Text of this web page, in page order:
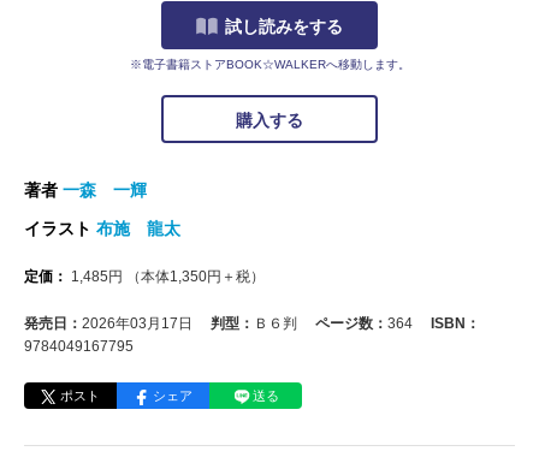
試し読みをする
※電子書籍ストアBOOK☆WALKERへ移動します。
購入する
著者 一森 一輝
イラスト 布施 龍太
定価： 1,485 円 （本体1,350円＋税）
発売日： 2026年03月17日 判型： Ｂ６判 ページ数： 364
ISBN：
9784049167795
ポスト シェア 送る